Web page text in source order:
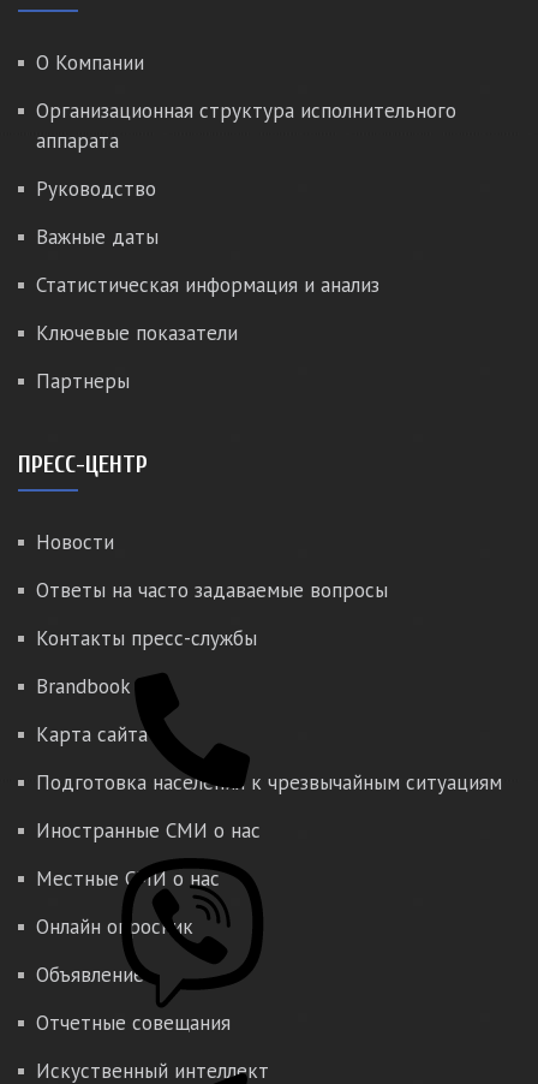
О Компании
Организационная структура исполнительного
аппарата
Руководство
Важные даты
Статистическая информация и анализ
Ключевые показатели
Партнеры
ПРЕСС-ЦЕНТР
Новости
Ответы на часто задаваемые вопросы
Контакты пресс-службы
Brandbook
Карта сайта
Подготовка населения к чрезвычайным ситуациям
Иностранные СМИ о нас
Местные СМИ о нас
Онлайн опросник
Объявление
Отчетные совещания
Искуственный интеллект